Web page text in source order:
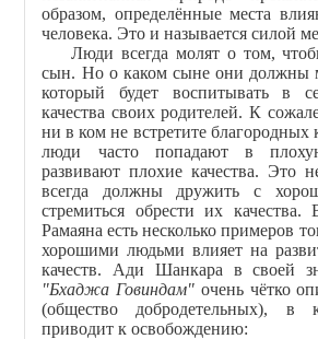
образом, определённые места
человека. Это и называется силой
Люди всегда молят о том,
сын. Но о каком сыне они должны
который будет воспитывать в
качества своих родителей. К
ни в ком не встретите благородных
люди часто попадают в
развивают плохие качества. Это
всегда должны дружить с
стремиться обрести их
Рамаяна есть несколько примеров
хорошими людьми влияет на
качеств. Ади Шанкара в своей
"Бхаджа Говиндам" очень чётко
(общество добродетельных), в
приводит к освобождению: